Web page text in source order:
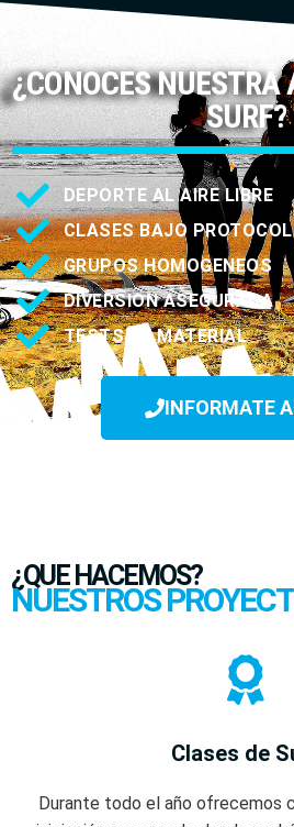
¿CONOCES
SURF?
DEPORTE AL AIRE LIBRE
CLASES BAJO
GRUPOS HOMOGENEOS
DIVERSION ASEGURADA
TESTS DE MATERIAL
INFORMATE
¿QUE HACEMOS?
NUESTROS
Clases de
Durante todo el año ofrecemos